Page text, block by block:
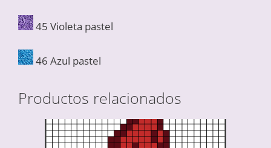
45 Violeta pastel
46 Azul pastel
Productos relacionados